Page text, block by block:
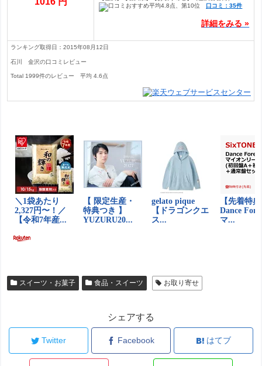
口コミ：35件
詳細をみる »
ランキング取得日：2015年08月12日
石川 金沢の口コミレビュー
Total 1999件のレビュー平均4.6点
スイーツ・お菓子 食品・スイーツ お取り寄せ
シェアする
Twitter Facebook はてブ